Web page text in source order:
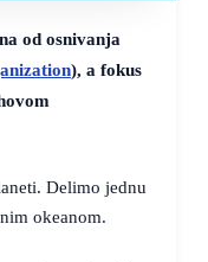
od osnivanja
), a fokus
Delimo jednu
okeanom.